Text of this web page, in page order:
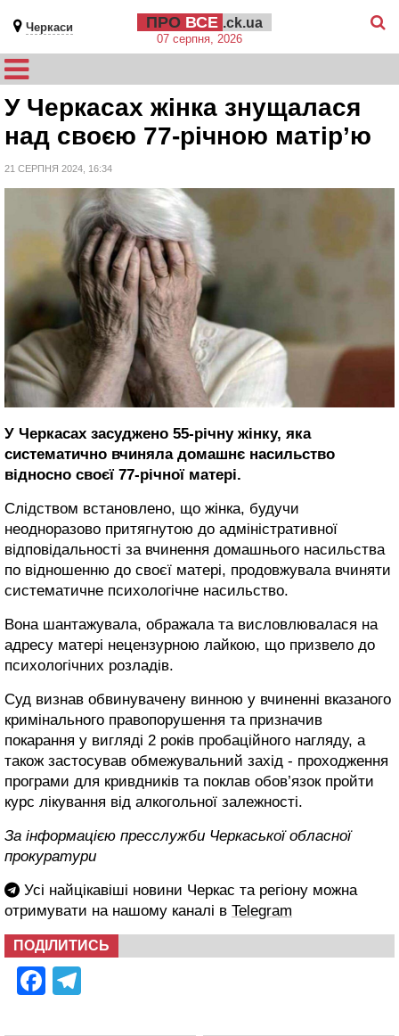
Черкаси ПРО ВСЕ .ck.ua
07 серпня, 2026
У Черкасах жінка знущалася
над своєю 77-річною матір’ю
21 СЕРПНЯ 2024, 16:34
У Черкасах засуджено 55-річну жінку, яка
систематично вчиняла домашнє насильство
відносно своєї 77-річної матері.
Слідством встановлено, що жінка, будучи
неодноразово притягнутою до адміністративної
відповідальності за вчинення домашнього насильства
по відношенню до своєї матері, продовжувала вчиняти
систематичне психологічне насильство.
Вона шантажувала, ображала та висловлювалася на
адресу матері нецензурною лайкою, що призвело до
психологічних розладів.
Суд визнав обвинувачену винною у вчиненні вказаного
кримінального правопорушення та призначив
покарання у вигляді 2 років пробаційного нагляду, а
також застосував обмежувальний захід - проходження
програми для кривдників та поклав обов’язок пройти
курс лікування від алкогольної залежності.
За інформацією пресслужби Черкаської обласної
прокуратури
Усі найцікавіші новини Черкас та регіону можна
отримувати на нашому каналі в Telegram
ПОДІЛИТИСЬ
Facebook